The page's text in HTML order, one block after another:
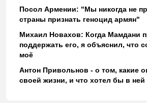
Посол Армении: "Мы никогда не
страны признать геноцид армян"
Михаил Новахов: Когда Мамдани
поддержать его, я объяснил, что
моё
Антон Привольнов - о том, какие
своей жизни, и что хотел бы в ней